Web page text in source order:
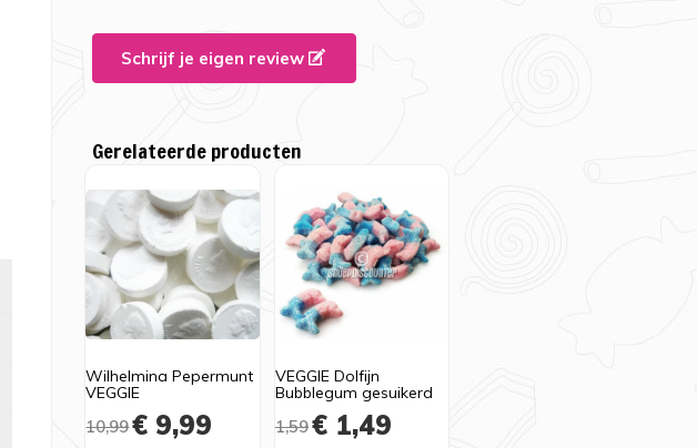
Schrijf je eigen review
Gerelateerde producten
Wilhelmina Pepermunt
VEGGIE
10,99€ 9,99
VEGGIE Dolfijn
Bubblegum gesuikerd
1,59€ 1,49